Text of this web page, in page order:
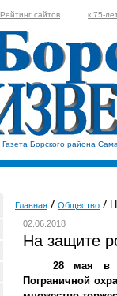
Рейтинг сайтов к 75-
Газета Борского района
Главная Общество
02.06.2018
На защите
28 мая в
Пограничной